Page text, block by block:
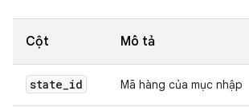
Cột Mô tả
state_id Mã hàng của mục nhập